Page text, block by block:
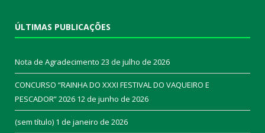
ÚLTIMAS PUBLICAÇÕES
Nota de Agradecimento 23 de julho de 2026
CONCURSO “RAINHA DO XXXI FESTIVAL DO VAQUEIRO E
PESCADOR” 2026 12 de junho de 2026
(sem título) 1 de janeiro de 2026